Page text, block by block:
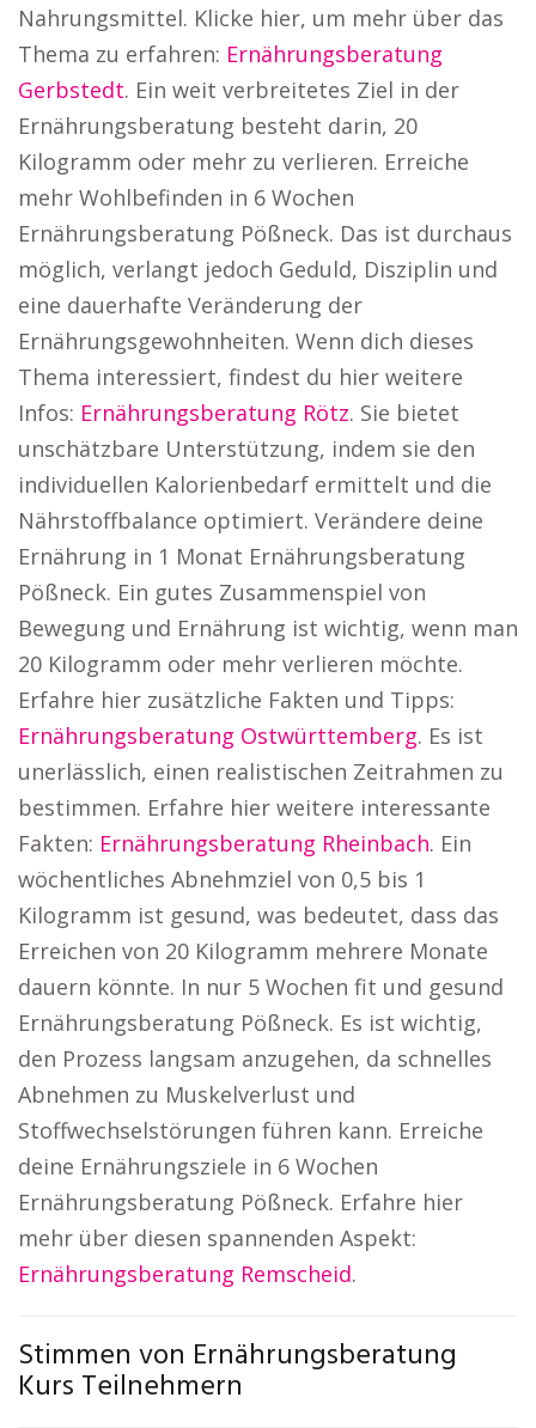
Nahrungsmittel. Klicke hier, um mehr über das
Thema zu erfahren: Ernährungsberatung
Gerbstedt. Ein weit verbreitetes Ziel in der
Ernährungsberatung besteht darin, 20
Kilogramm oder mehr zu verlieren. Erreiche
mehr Wohlbefinden in 6 Wochen
Ernährungsberatung Pößneck. Das ist durchaus
möglich, verlangt jedoch Geduld, Disziplin und
eine dauerhafte Veränderung der
Ernährungsgewohnheiten. Wenn dich dieses
Thema interessiert, findest du hier weitere
Infos: Ernährungsberatung Rötz. Sie bietet
unschätzbare Unterstützung, indem sie den
individuellen Kalorienbedarf ermittelt und die
Nährstoffbalance optimiert. Verändere deine
Ernährung in 1 Monat Ernährungsberatung
Pößneck. Ein gutes Zusammenspiel von
Bewegung und Ernährung ist wichtig, wenn man
20 Kilogramm oder mehr verlieren möchte.
Erfahre hier zusätzliche Fakten und Tipps:
Ernährungsberatung Ostwürttemberg. Es ist
unerlässlich, einen realistischen Zeitrahmen zu
bestimmen. Erfahre hier weitere interessante
Fakten: Ernährungsberatung Rheinbach. Ein
wöchentliches Abnehmziel von 0,5 bis 1
Kilogramm ist gesund, was bedeutet, dass das
Erreichen von 20 Kilogramm mehrere Monate
dauern könnte. In nur 5 Wochen fit und gesund
Ernährungsberatung Pößneck. Es ist wichtig,
den Prozess langsam anzugehen, da schnelles
Abnehmen zu Muskelverlust und
Stoffwechselstörungen führen kann. Erreiche
deine Ernährungsziele in 6 Wochen
Ernährungsberatung Pößneck. Erfahre hier
mehr über diesen spannenden Aspekt:
Ernährungsberatung Remscheid.
Stimmen von Ernährungsberatung
Kurs Teilnehmern